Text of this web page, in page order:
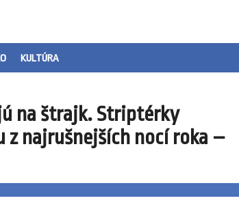
KULTÚRA
na štrajk. Striptérky
z najrušnejších nocí roka –